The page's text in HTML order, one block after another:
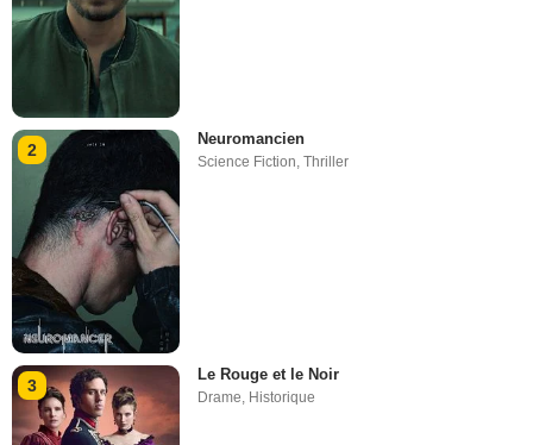
2
Neuromancien
Science Fiction,Thriller
3
Le Rouge et le Noir
Drame, Historique